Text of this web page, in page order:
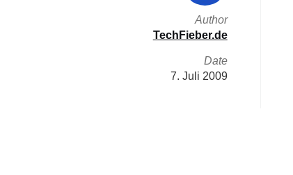
Author
TechFieber.de
Date
7. Juli 2009